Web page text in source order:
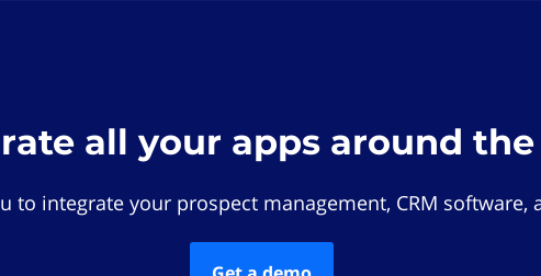
all your apps around the
to integrate your prospect management, CRM software,